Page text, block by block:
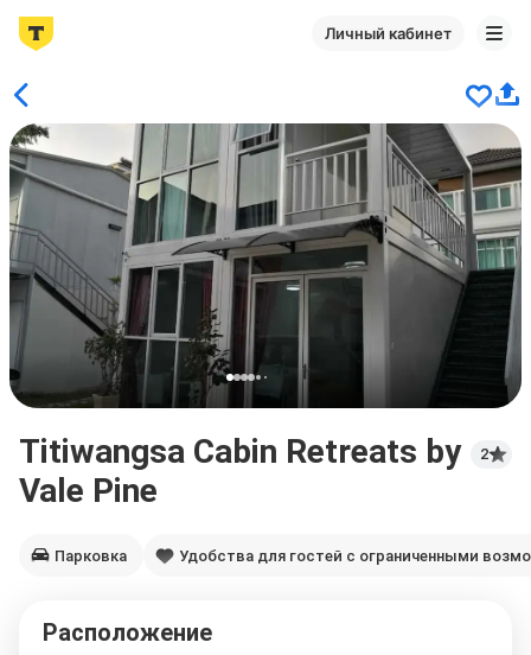
Личный кабинет
Titiwangsa Cabin Retreats by
Vale Pine
2
Парковка Удобства для гостей с ограниченными
Расположение